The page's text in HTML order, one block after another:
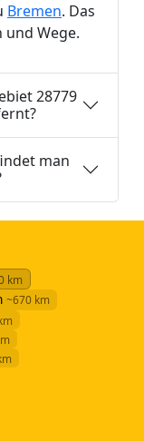
Bremen. Das
und Wege.
28779
man
km
~670 km